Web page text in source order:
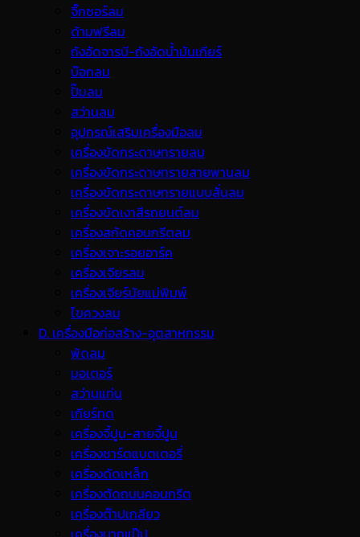
จิ๊กซอร์ลม
ด้ามฟรีลม
ถังอัดจารบี-ถังอัดน้ำมันเกียร์
บ๊อกลม
ปั๊มลม
สว่านลม
อุปกรณ์เสริมเครื่องมือลม
เครื่องขัดกระดาษทรายลม
เครื่องขัดกระดาษทรายสายพานลม
เครื่องขัดกระดาษทรายแบบสั่นลม
เครื่องขัดเงาสีรถยนต์ลม
เครื่องสกัดคอนกรีตลม
เครื่องเจาะรอยอาร์ค
เครื่องเจียรลม
เครื่องเจียร์นัยแม่พิมพ์
ไขควงลม
D. เครื่องมือก่อสร้าง-อุตสาหกรรม
พ้ดลม
มอเตอร์
สว่านแท่น
เกียร์ทด
เครื่องจี้ปูน-สายจี้ปูน
เครื่องชาร์ตแบตเตอรี่
เครื่องดัดเหล็ก
เครื่องตัดถนนคอนกรีต
เครื่องต๊าปเกลียว